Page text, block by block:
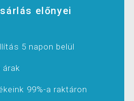
előnyei
5 napon belül
árak
99%-a raktáron